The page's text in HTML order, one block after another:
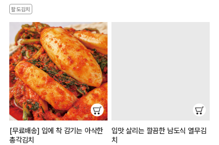
팔도김치
[무료배송] 입에 착 감기는 아삭한
총각김치
입맛 살리는 깔끔한 남도식 열무김
치